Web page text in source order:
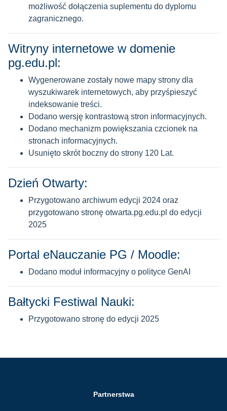
możliwość dołączenia suplementu do dyplomu
zagranicznego.
Witryny internetowe w domenie
pg.edu.pl:
Wygenerowane zostały nowe mapy strony dla
wyszukiwarek internetowych, aby przyśpieszyć
indeksowanie treści.
Dodano wersję kontrastową stron informacyjnych.
Dodano mechanizm powiększania czcionek na
stronach informacyjnych.
Usunięto skrót boczny do strony 120 Lat.
Dzień Otwarty:
Przygotowano archiwum edycji 2024 oraz
przygotowano stronę otwarta.pg.edu.pl do edycji
2025
Portal eNauczanie PG / Moodle:
Dodano moduł informacyjny o polityce GenAI
Bałtycki Festiwal Nauki:
Przygotowano stronę do edycji 2025
Partnerstwa